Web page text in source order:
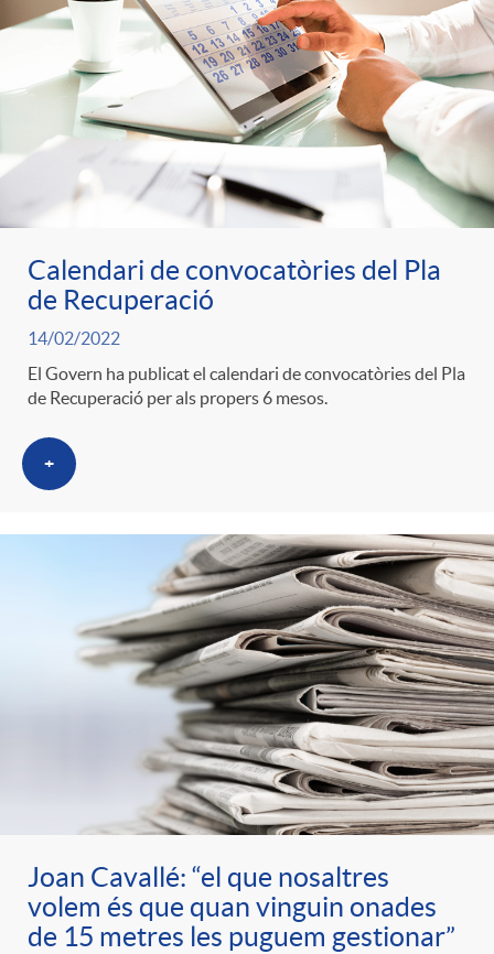
Calendari de convocatòries del Pla
de Recuperació
14/02/2022
El Govern ha publicat el calendari de convocatòries del Pla
de Recuperació per als propers 6 mesos.
+
Joan Cavallé: “el que nosaltres
volem és que quan vinguin onades
de 15 metres les puguem gestionar”